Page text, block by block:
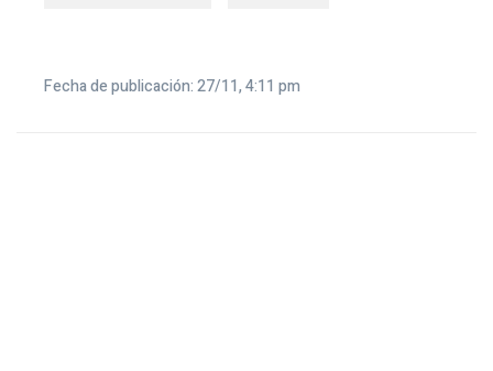
Fecha de publicación: 27/11, 4:11 pm